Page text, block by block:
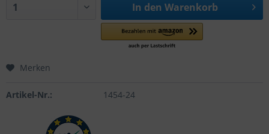
In den Warenkorb
Merken
Artikel-Nr.: 1454-24